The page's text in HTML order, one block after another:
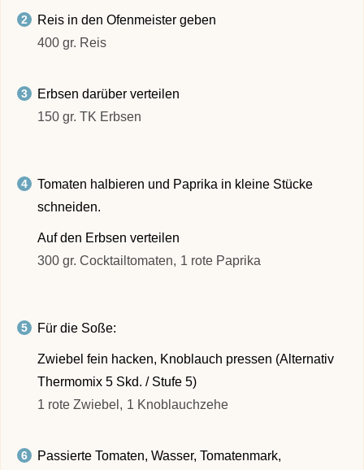
Reis in den Ofenmeister geben
400 gr. Reis
Erbsen darüber verteilen
150 gr. TK Erbsen
Tomaten halbieren und Paprika in kleine Stücke
schneiden.
Auf den Erbsen verteilen
300 gr. Cocktailtomaten, 1 rote Paprika
Für die Soße:
Zwiebel fein hacken, Knoblauch pressen (Alternativ
Thermomix 5 Skd. / Stufe 5)
1 rote Zwiebel, 1 Knoblauchzehe
Passierte Tomaten, Wasser, Tomatenmark,